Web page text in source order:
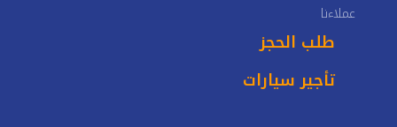
عملاءنا
طلب الحجز
تأجير سيارات